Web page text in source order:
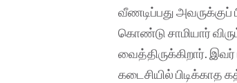
வீணடிப்பது அவருக்குப்
கொண்டு சாமியார்
வைத்திருக்கிறார்.
கடைசியில் பிடிக்காத